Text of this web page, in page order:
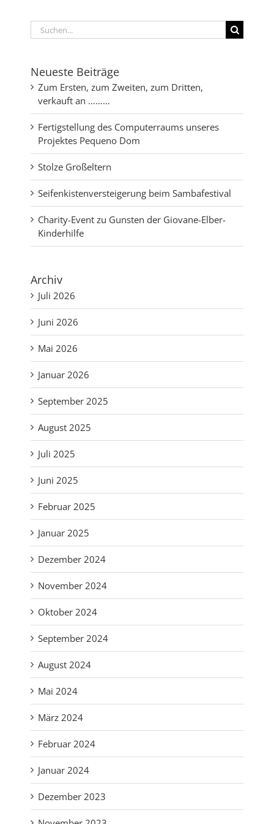
Suche
nach:
Neueste Beiträge
Zum Ersten, zum Zweiten, zum Dritten,
verkauft an ………
Fertigstellung des Computerraums unseres
Projektes Pequeno Dom
Stolze Großeltern
Seifenkistenversteigerung beim Sambafestival
Charity-Event zu Gunsten der Giovane-Elber-
Kinderhilfe
Archiv
Juli 2026
Juni 2026
Mai 2026
Januar 2026
September 2025
August 2025
Juli 2025
Juni 2025
Februar 2025
Januar 2025
Dezember 2024
November 2024
Oktober 2024
September 2024
August 2024
Mai 2024
März 2024
Februar 2024
Januar 2024
Dezember 2023